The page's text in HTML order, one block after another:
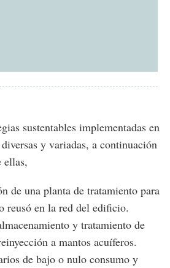
sustentables implementadas en
y variadas, a continuación
ellas,
una planta de tratamiento para
reusó en la red del edificio.
y tratamiento de
a mantos acuíferos.
de bajo o nulo consumo y